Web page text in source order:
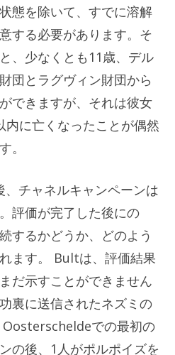
態を除いて、すでに溶解
する必要があります。そ
、少なくとも11歳、デル
団とラグヴィン財団から
できますが、それは彼女
内に亡くなったことが偶然
。
チャネルキャンペーンは
評価が完了した後にの
するかどうか、どのよう
ます。 Bultは、評価結果
だ示すことができません
裏に送信されたネズミの
での最初の
の後、1人がポルポイズを